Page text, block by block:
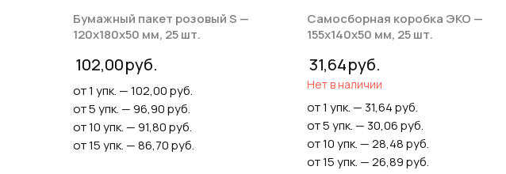
Бумажный пакет розовый S —
120х180х50 мм, 25 шт.
102,00
от 1 упк. — 102,00 руб.
от 5 упк. — 96,90 руб.
от 10 упк. — 91,80 руб.
от 15 упк. — 86,70 руб.
Самосборная коробка ЭКО —
155x140x50 мм, 25 шт.
31,64
Нет в наличии
от 1 упк. — 31,64 руб.
от 5 упк. — 30,06 руб.
от 10 упк. — 28,48 руб.
от 15 упк. — 26,89 руб.